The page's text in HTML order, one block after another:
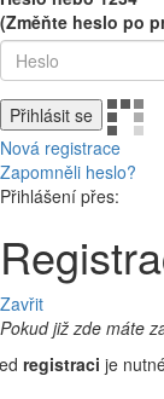
(Změňte heslo po
Přihlásit se
Nová registrace
Zapomněli heslo?
Přihlášení přes:
Zavřit
Pokud již zde máte
registraci je